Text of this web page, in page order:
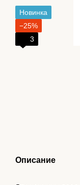
Новинка
−25%
3
Описание